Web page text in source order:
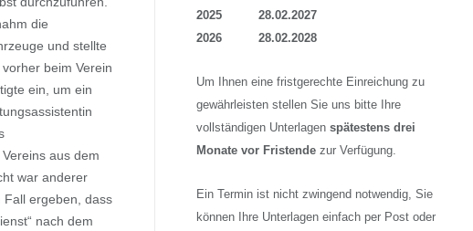
die
und stellte
beim Verein
ein, um ein
aus dem
war anderer
Fall ergeben, dass
nach dem
2025 28.02.2027
2026 28.02.2028
Um Ihnen eine fristgerechte Einreichung zu
gewährleisten stellen Sie uns bitte Ihre
vollständigen Unterlagen spätestens drei
Monate vor Fristendezur Verfügung.
Ein Termin ist nicht zwingend notwendig, Sie
können Ihre Unterlagen einfach per Post oder